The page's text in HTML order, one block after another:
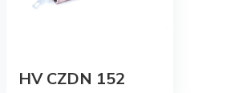
HV CZDN 152